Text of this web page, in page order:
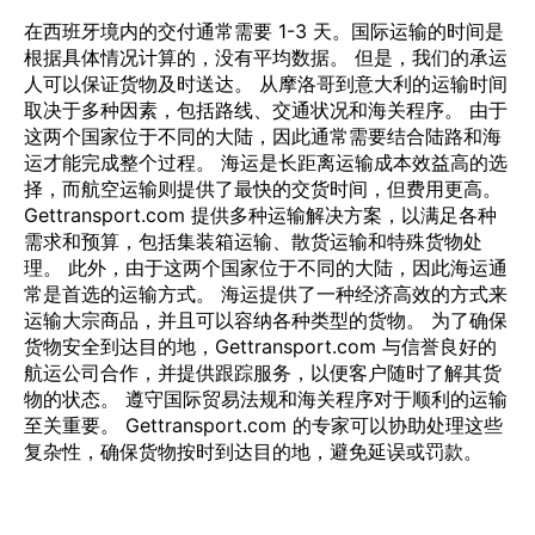
在西班牙境内的交付通常需要 1-3 天。国际运输的时间是
根据具体情况计算的，没有平均数据。 但是，我们的承运
人可以保证货物及时送达。 从摩洛哥到意大利的运输时间
取决于多种因素，包括路线、交通状况和海关程序。 由于
这两个国家位于不同的大陆，因此通常需要结合陆路和海
运才能完成整个过程。 海运是长距离运输成本效益高的选
择，而航空运输则提供了最快的交货时间，但费用更高。
Gettransport.com 提供多种运输解决方案，以满足各种
需求和预算，包括集装箱运输、散货运输和特殊货物处
理。 此外，由于这两个国家位于不同的大陆，因此海运通
常是首选的运输方式。 海运提供了一种经济高效的方式来
运输大宗商品，并且可以容纳各种类型的货物。 为了确保
货物安全到达目的地，Gettransport.com 与信誉良好的
航运公司合作，并提供跟踪服务，以便客户随时了解其货
物的状态。 遵守国际贸易法规和海关程序对于顺利的运输
至关重要。 Gettransport.com 的专家可以协助处理这些
复杂性，确保货物按时到达目的地，避免延误或罚款。